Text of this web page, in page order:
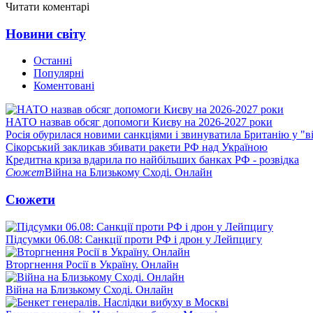
Читати коментарі
Новини світу
Останні
Популярні
Коментовані
НАТО назвав обсяг допомоги Києву на 2026-2027 роки
Росія обурилася новими санкціями і звинуватила Британію у
Сікорський закликав збивати ракети РФ над Україною
Кредитна криза вдарила по найбільших банках РФ - розвідка
СюжетВійна на Близькому Сході. Онлайн
Сюжети
Підсумки 06.08: Санкції проти РФ і дрон у Лейпцигу
Вторгнення Росії в Україну. Онлайн
Війна на Близькому Сході. Онлайн